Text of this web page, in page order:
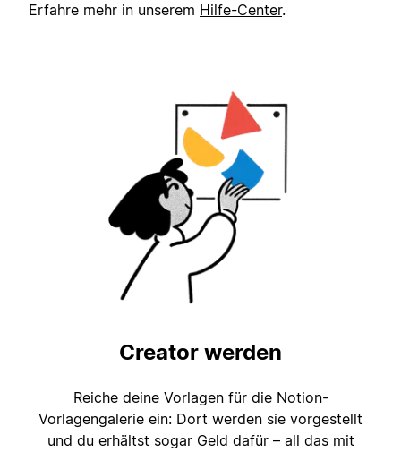
Erfahre mehr in unserem Hilfe-Center.
Creator werden
Reiche deine Vorlagen für die Notion-
Vorlagengalerie ein: Dort werden sie vorgestellt
und du erhältst sogar Geld dafür – all das mit